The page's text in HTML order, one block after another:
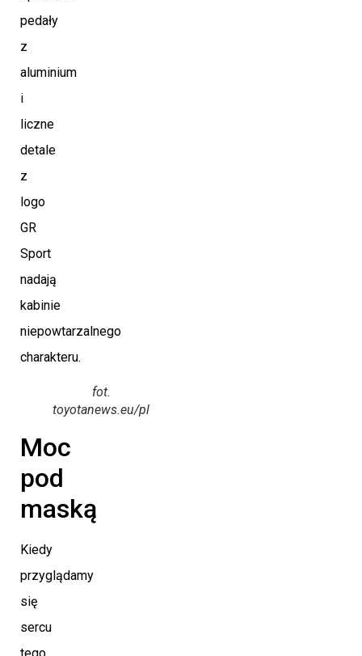
pedały
z
aluminium
i
liczne
detale
z
logo
GR
Sport
nadają
kabinie
niepowtarzalnego
charakteru.
fot.
toyotanews.eu/pl
Moc
pod
maską
Kiedy
przyglądamy
się
sercu